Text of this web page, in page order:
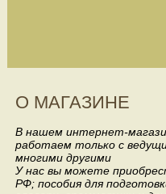
О МАГАЗИНЕ
В нашем интернет-
работаем только с
многими другими
У нас вы можете
РФ; пособия для